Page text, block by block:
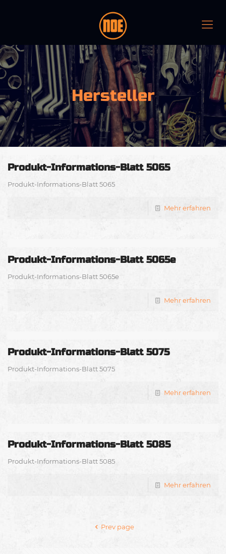
Hersteller
Produkt-Informations-Blatt 5065
Produkt-Informations-Blatt 5065
Mehr erfahren
Produkt-Informations-Blatt 5065e
Produkt-Informations-Blatt 5065e
Mehr erfahren
Produkt-Informations-Blatt 5075
Produkt-Informations-Blatt 5075
Mehr erfahren
Produkt-Informations-Blatt 5085
Produkt-Informations-Blatt 5085
Mehr erfahren
Prev page